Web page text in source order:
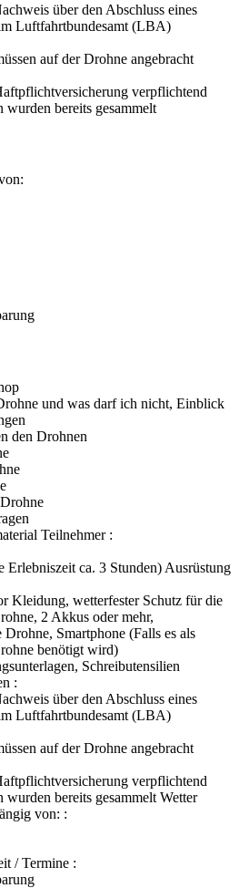
über den Abschluss eines
Luftfahrtbundesamt (LBA)
auf der Drohne angebracht
verpflichtend
wurden bereits gesammelt
und was darf ich nicht, Einblick
den Drohnen
Teilnehmer :
Erlebniszeit ca. 3 Stunden) Ausrüstung
Kleidung, wetterfester Schutz für die
2 Akkus oder mehr,
Smartphone (Falls es als
benötigt wird)
Schreibutensilien
:
über den Abschluss eines
Luftfahrtbundesamt (LBA)
auf der Drohne angebracht
verpflichtend
wurden bereits gesammelt Wetter
von: :
/ Termine :